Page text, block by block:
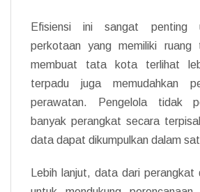
Efisiensi ini sangat penting
perkotaan yang memiliki ruang
membuat tata kota terlihat
terpadu juga memudahkan
perawatan. Pengelola tidak
banyak perangkat secara
data dapat dikumpulkan dalam
Lebih lanjut, data dari perangkat